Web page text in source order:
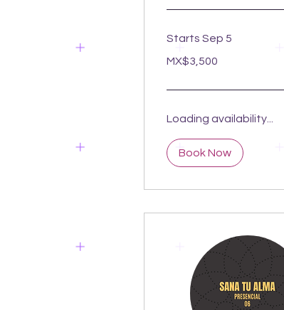
Starts Sep 5
Mexican
MX$3,500
Loading availability...
Book Now